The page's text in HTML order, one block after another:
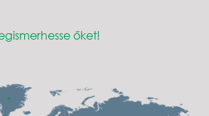
őket!